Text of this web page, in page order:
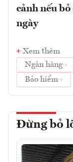
cảnh nếu
ngày
Xem thêm
Ngân hàng
Bảo hiểm
Đừng bỏ